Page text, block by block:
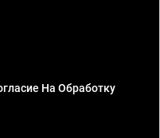
На Обработку